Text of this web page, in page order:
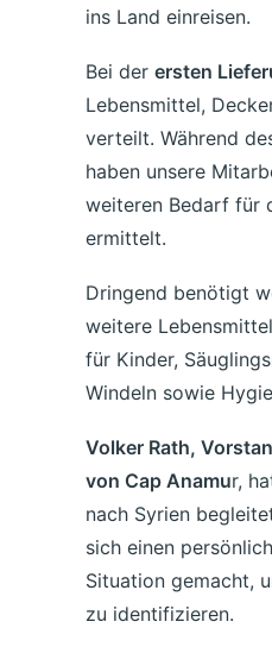
ins Land einreisen.
Bei der ersten
Lebensmittel,
verteilt. Während
haben unsere
weiteren Bedarf für
ermittelt.
Dringend benötigt
weitere
für Kinder,
Windeln sowie
Volker Rath,
von Cap Anamur,
nach Syrien
sich einen
Situation gemacht,
zu identifizieren.